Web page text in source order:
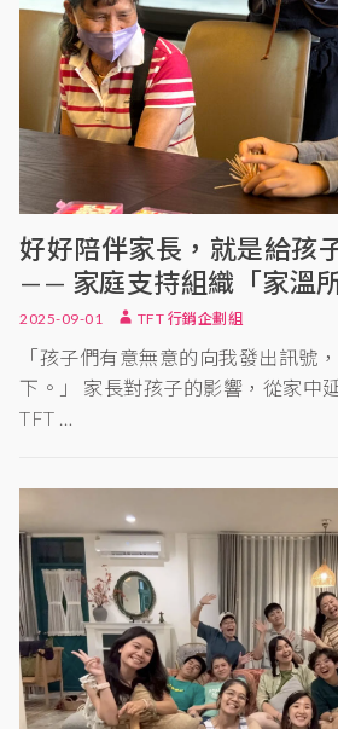
好好陪伴家長，就是給孩
—— 家庭支持組織「家溫所
2025-09-01 TFT 行銷企劃組
「孩子們有意無意的向我發出訊號
下。」 家長對孩子的影響，從家中
TFT …